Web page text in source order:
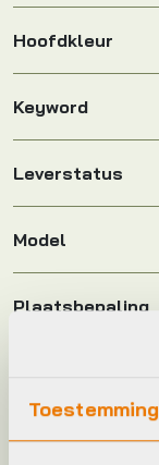
Toestemming
Hoofdkleur
Keyword
Leverstatus
Model
Plaatsbepaling
Jaar